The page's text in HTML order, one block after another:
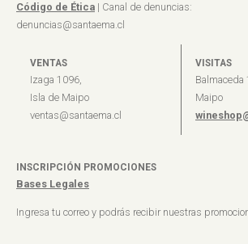
Código de Ética | Canal de denuncias:
denuncias@santaema.cl
VENTAS
Izaga 1096,
Isla de Maipo
ventas@santaema.cl
VISITAS
Balmaceda
Maipo
INSCRIPCIÓN PROMOCIONES
Bases Legales
Ingresa tu correo y podrás recibir nuestras